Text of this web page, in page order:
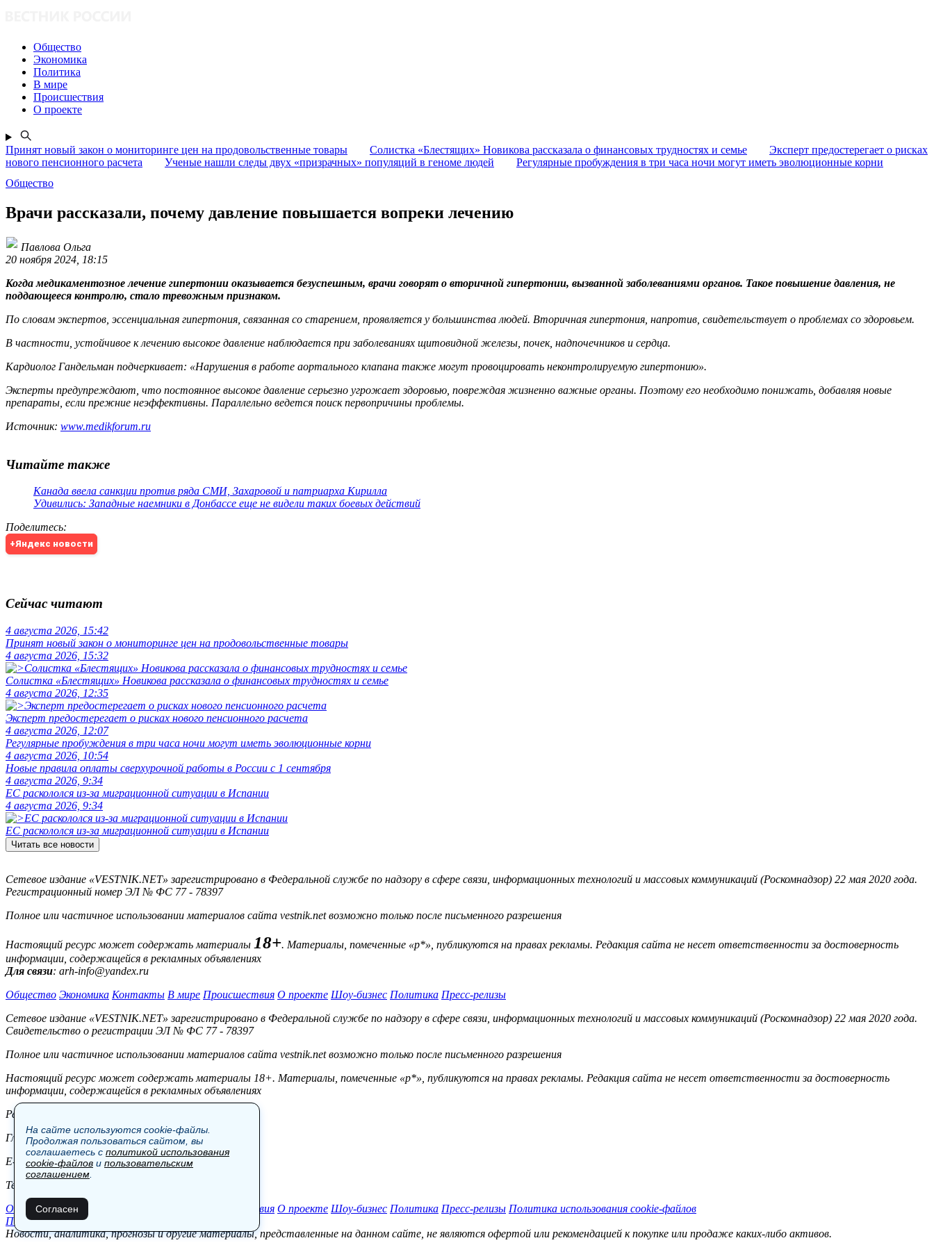
Общество
Экономика
Политика
В мире
Происшествия
О проекте
Принят новый закон о мониторинге цен на продовольственные товары Солистка «Блестящих» Новикова рассказала о финансовых трудностях и семье
Эксперт предостерегает о рисках
нового пенсионного расчета
Ученые нашли следы двух «призрачных» популяций в геноме людей
Регулярные пробуждения в три часа ночи могут иметь эволюционные корни
Общество
Врачи рассказали, почему давление повышается вопреки лечению
Павлова Ольга
20 ноября 2024, 18:15
Когда медикаментозное лечение гипертонии оказывается безуспешным, врачи говорят о вторичной гипертонии, вызванной заболеваниями органов. Такое повышение давления, не
поддающееся контролю, стало тревожным признаком.
По словам экспертов, эссенциальная гипертония, связанная со старением, проявляется у большинства людей. Вторичная гипертония, напротив, свидетельствует о проблемах со здоровьем.
В частности, устойчивое к лечению высокое давление наблюдается при заболеваниях щитовидной железы, почек, надпочечников и сердца.
Кардиолог Гандельман подчеркивает: «Нарушения в работе аортального клапана также могут провоцировать неконтролируемую гипертонию».
Эксперты предупреждают, что постоянное высокое давление серьезно угрожает здоровью, повреждая жизненно важные органы. Поэтому его необходимо понижать, добавляя новые
препараты, если прежние неэффективны. Параллельно ведется поиск первопричины проблемы.
Источник: www.medikforum.ru
Читайте также
Канада ввела санкции против ряда СМИ, Захаровой и патриарха Кирилла
Удивились: Западные наемники в Донбассе еще не видели таких боевых действий
Поделитесь:
+Яндекс новости
Сейчас читают
4 августа 2026, 15:42
Принят новый закон о мониторинге цен на продовольственные товары
4 августа 2026, 15:32
Солистка «Блестящих» Новикова рассказала о финансовых трудностях и семье
4 августа 2026, 12:35
Эксперт предостерегает о рисках нового пенсионного расчета
4 августа 2026, 12:07
Регулярные пробуждения в три часа ночи могут иметь эволюционные корни
4 августа 2026, 10:54
Новые правила оплаты сверхурочной работы в России с 1 сентября
4 августа 2026, 9:34
ЕС раскололся из-за миграционной ситуации в Испании
4 августа 2026, 9:34
ЕС раскололся из-за миграционной ситуации в Испании
Читать все новости
Сетевое издание «VESTNIK.NET» зарегистрировано в Федеральной службе по надзору в сфере связи, информационных технологий и массовых коммуникаций (Роскомнадзор) 22 мая 2020 года.
Регистрационный номер ЭЛ № ФС 77 - 78397
Полное или частичное использовании материалов сайта vestnik.net возможно только после письменного разрешения
Настоящий ресурс может содержать материалы 18+. Материалы, помеченные «р*», публикуются на правах рекламы. Редакция сайта не несет ответственности за достоверность
информации, содержащейся в рекламных объявлениях
Для связи: arh-info@yandex.ru
Общество Экономика Контакты В мире Происшествия О проекте Шоу-бизнес Политика Пресс-релизы
Сетевое издание «VESTNIK.NET» зарегистрировано в Федеральной службе по надзору в сфере связи, информационных технологий и массовых коммуникаций (Роскомнадзор) 22 мая 2020 года.
Свидетельство о регистрации ЭЛ № ФС 77 - 78397
Полное или частичное использовании материалов сайта vestnik.net возможно только после письменного разрешения
Настоящий ресурс может содержать материалы 18+. Материалы, помеченные «р*», публикуются на правах рекламы. Редакция сайта не несет ответственности за достоверность
информации, содержащейся в рекламных объявлениях
Редакция:
Главный редактор: Боровов М.С.
E-mail: site@vestnik.net, reb.msk@yandex.ru
Тел.: +7 (921) 720-00-97
Общество Экономика Происшествия О проекте Шоу-бизнес Политика Пресс-релизы Политика использования cookie-файлов
Пользовательское соглашение
Новости, аналитика, прогнозы и другие материалы, представленные на данном сайте, не являются офертой или рекомендацией к покупке или продаже каких-либо активов.
На сайте используются cookie-файлы.
Продолжая пользоваться сайтом, вы
соглашаетесь с политикой использования
cookie-файлов и пользовательским
соглашением
Согласен